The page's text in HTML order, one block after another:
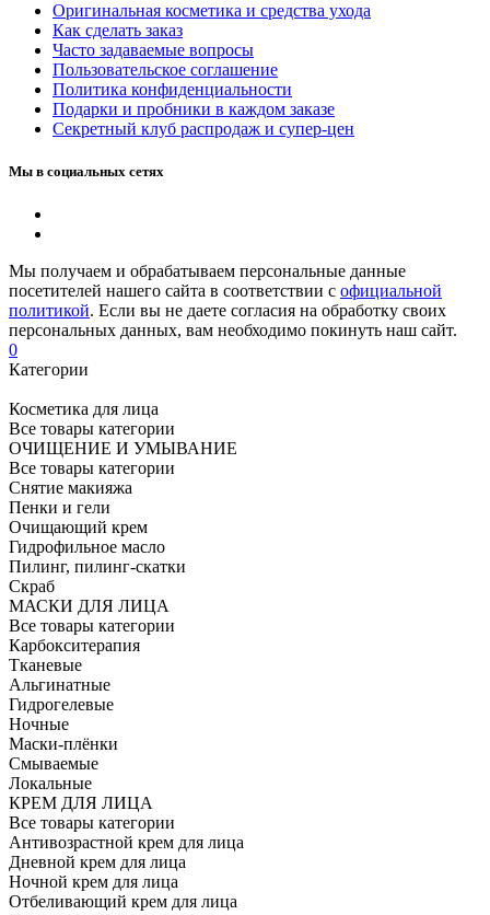
Оригинальная косметика и средства ухода
Как сделать заказ
Часто задаваемые вопросы
Пользовательское соглашение
Политика конфиденциальности
Подарки и пробники в каждом заказе
Секретный клуб распродаж и супер-цен
Мы в социальных сетях
Мы получаем и обрабатываем персональные данные
посетителей нашего сайта в соответствии с официальной
политикой. Если вы не даете согласия на обработку своих
персональных данных, вам необходимо покинуть наш сайт.
0
Категории
Косметика для лица
Все товары категории
ОЧИЩЕНИЕ И УМЫВАНИЕ
Все товары категории
Снятие макияжа
Пенки и гели
Очищающий крем
Гидрофильное масло
Пилинг, пилинг-скатки
Скраб
МАСКИ ДЛЯ ЛИЦА
Все товары категории
Карбокситерапия
Тканевые
Альгинатные
Гидрогелевые
Ночные
Маски-плёнки
Смываемые
Локальные
КРЕМ ДЛЯ ЛИЦА
Все товары категории
Антивозрастной крем для лица
Дневной крем для лица
Ночной крем для лица
Отбеливающий крем для лица